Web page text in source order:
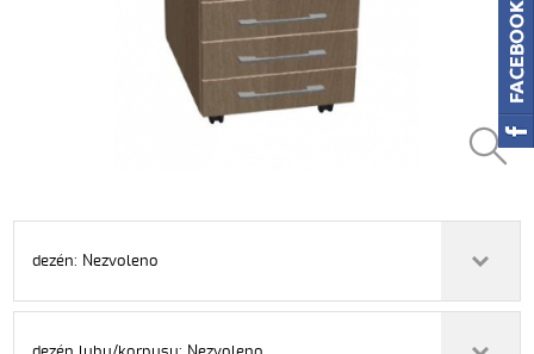
dezén: Nezvoleno